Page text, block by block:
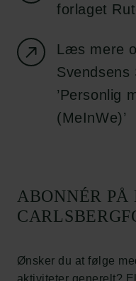
forlaget
Læs mere
Svendsens
’Personlig
(MeInWe)’
ABONNÉR PÅ
Ønsker du at følge
aktiviteter generelt?
Pressekontakt
Job hos os
Nyhedsbrev
Databeskyttelsespolitik
Cookiepolitik
Carlsbergfondet
Carlsberg Group
Frederiksborg •